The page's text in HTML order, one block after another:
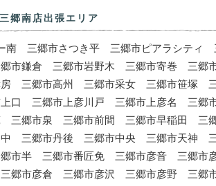
郷南店出張エリア
南 三郷市さつき平 三郷市ピアラシテ
市鎌倉 三郷市岩野木 三郷市寄巻 三
三郷市高州 三郷市采女 三郷市笹塚
口 三郷市上彦川戸 三郷市上彦名 三郷
三郷市泉 三郷市前間 三郷市早稲田 三
三郷市丹後 三郷市中央 三郷市天神
市半 三郷市番匠免 三郷市彦音 三郷
郷市彦倉 三郷市彦沢 三郷市彦野 三郷